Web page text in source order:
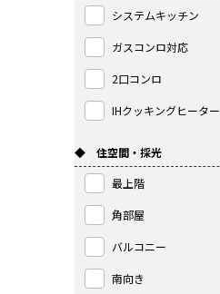
システムキッチン
ガスコンロ対応
2口コンロ
IHクッキングヒーター
◆ 住空間・採光
最上階
角部屋
バルコニー
南向き